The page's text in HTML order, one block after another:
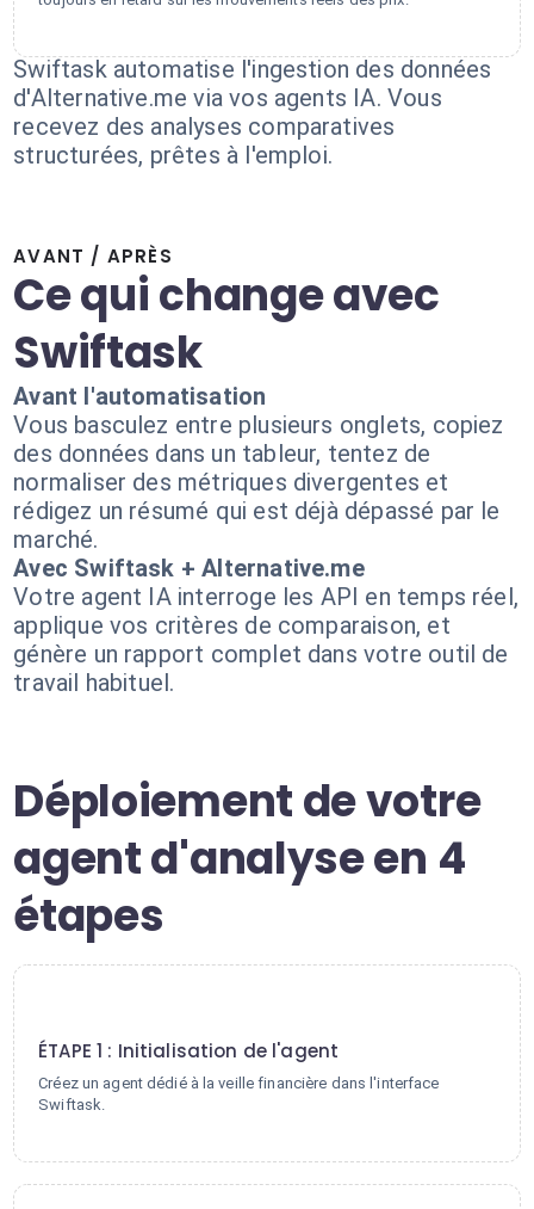
Swiftask automatise l'ingestion des données
d'Alternative.me via vos agents IA. Vous
recevez des analyses comparatives
structurées, prêtes à l'emploi.
AVANT / APRÈS
Ce qui change avec
Swiftask
Avant l'automatisation
Vous basculez entre plusieurs onglets, copiez
des données dans un tableur, tentez de
normaliser des métriques divergentes et
rédigez un résumé qui est déjà dépassé par le
marché.
Avec Swiftask + Alternative.me
Votre agent IA interroge les API en temps réel,
applique vos critères de comparaison, et
génère un rapport complet dans votre outil de
travail habituel.
Déploiement de votre
agent d'analyse en 4
étapes
ÉTAPE 1 : Initialisation de l'agent
Créez un agent dédié à la veille financière dans l'interface
Swiftask.